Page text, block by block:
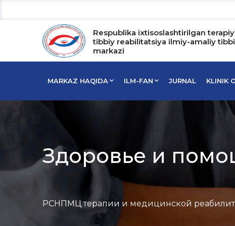
Respublika ixtisoslashtirilgan
tibbiy reabilitatsiya ilmiy-amaliy
markazi
MARKAZ HAQIDA ILM-FAN JURNAL KLINIK
Здоровье и
РСНПМЦ терапии и медицинской